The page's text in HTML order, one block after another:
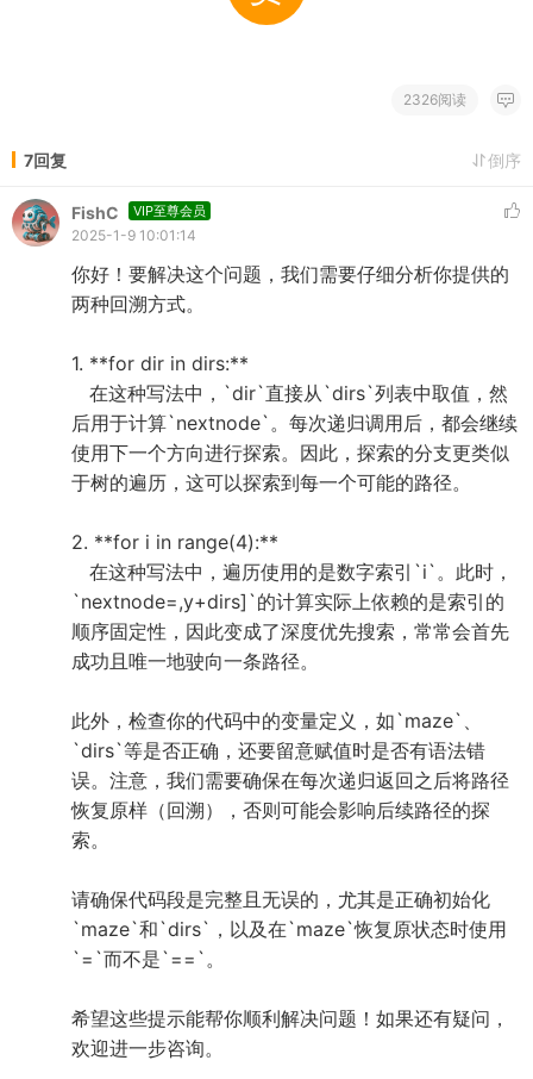
2326阅读
7回复 倒序
FishC VIP至尊会员
2025-1-9 10:01:14
你好！要解决这个问题，我们需要仔细分析你提供的
两种回溯方式。
1. **for dir in dirs:**
在这种写法中，`dir`直接从`dirs`列表中取值，然
后用于计算`nextnode`。每次递归调用后，都会继续
使用下一个方向进行探索。因此，探索的分支更类似
于树的遍历，这可以探索到每一个可能的路径。
2. **for i in range(4):**
在这种写法中，遍历使用的是数字索引`i`。此时，
`nextnode=,y+dirs]`的计算实际上依赖的是索引的
顺序固定性，因此变成了深度优先搜索，常常会首先
成功且唯一地驶向一条路径。
此外，检查你的代码中的变量定义，如`maze`、
`dirs`等是否正确，还要留意赋值时是否有语法错
误。注意，我们需要确保在每次递归返回之后将路径
恢复原样（回溯），否则可能会影响后续路径的探
索。
请确保代码段是完整且无误的，尤其是正确初始化
`maze`和`dirs`，以及在`maze`恢复原状态时使用
`=`而不是`==`。
希望这些提示能帮你顺利解决问题！如果还有疑问，
欢迎进一步咨询。